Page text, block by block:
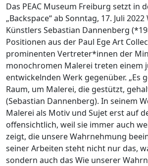
Das PEAC Museum Freiburg setzt in
„Backspace“ ab Sonntag, 17. Juli
Künstlers Sebastian Dannenberg
Positionen aus der Paul Ege Art
prominenten Vertreter*innen der
monochromen Malerei treten einem
entwickelnden Werk gegenüber. „Es
Raum, um Malerei, die gestützt,
(Sebastian Dannenberg). In seinem
Malerei als Motiv und Sujet erst auf
offensichtlich, weil sie immer auch
zeigt, die unsere Wahrnehmung
seiner Arbeiten steht nicht nur das,
sondern auch das Wie unserer